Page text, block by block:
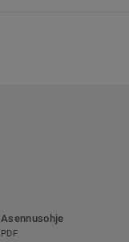
Asennusohje
PDF